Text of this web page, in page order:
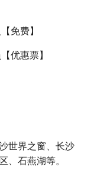
免费】
优惠票】
世界之窗、长沙
石燕湖等。